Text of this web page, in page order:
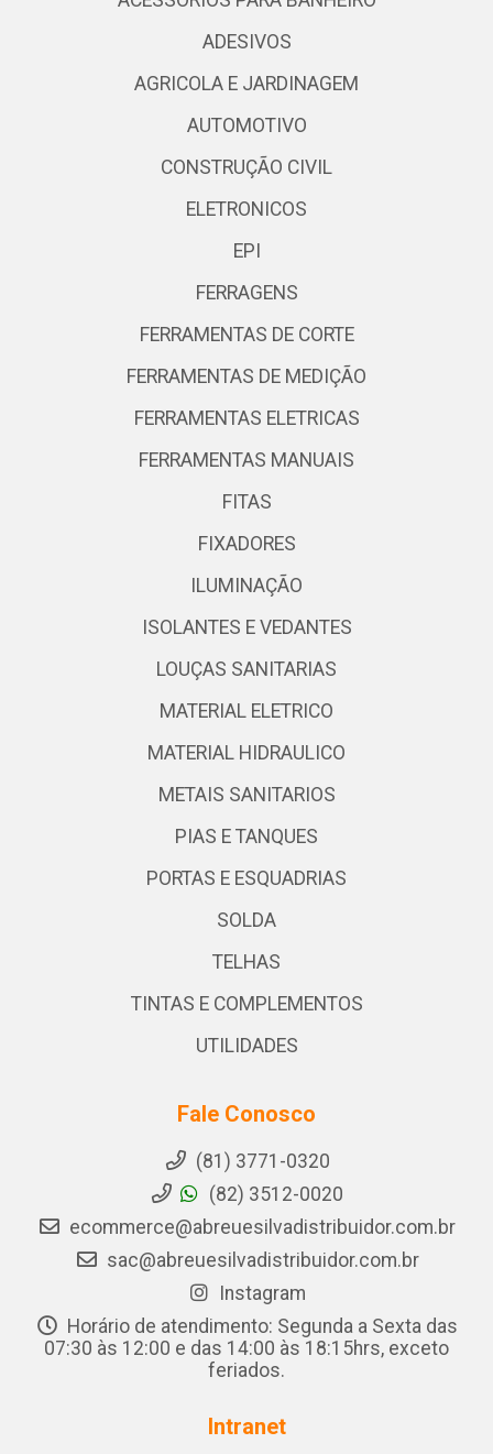
ADESIVOS
AGRICOLA E JARDINAGEM
AUTOMOTIVO
CONSTRUÇÃO CIVIL
ELETRONICOS
EPI
FERRAGENS
FERRAMENTAS DE CORTE
FERRAMENTAS DE MEDIÇÃO
FERRAMENTAS ELETRICAS
FERRAMENTAS MANUAIS
FITAS
FIXADORES
ILUMINAÇÃO
ISOLANTES E VEDANTES
LOUÇAS SANITARIAS
MATERIAL ELETRICO
MATERIAL HIDRAULICO
METAIS SANITARIOS
PIAS E TANQUES
PORTAS E ESQUADRIAS
SOLDA
TELHAS
TINTAS E COMPLEMENTOS
UTILIDADES
Fale Conosco
(81) 3771-0320
(82) 3512-0020
ecommerce@abreuesilvadistribuidor.com.br
sac@abreuesilvadistribuidor.com.br
Instagram
Horário de atendimento: Segunda a Sexta das
07:30 às 12:00 e das 14:00 às 18:15hrs, exceto
feriados.
Intranet